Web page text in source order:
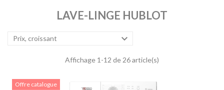
LAVE-LINGE HUBLOT
Prix, croissant 
Affichage 1-12 de 26 article(s)
Offre catalogue